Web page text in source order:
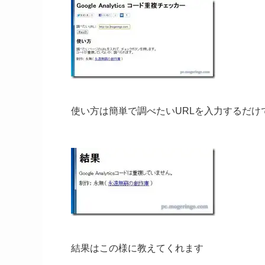
使い方は簡単で調べたいURLを入力するだけ
結果はこの様に教えてくれます